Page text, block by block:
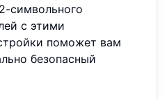
символьного
с этими
поможет вам
безопасный